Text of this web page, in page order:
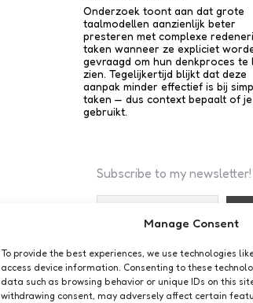
Manage Consent
To provide the best experiences, we use technologies
access device information. Consenting to these
data such as browsing behavior or unique IDs on this
withdrawing consent, may adversely affect certain
Onderzoek toont aan dat grote
taalmodellen aanzienlijk beter
presteren met complexe
taken wanneer ze expliciet
gevraagd om hun denkproces te
zien. Tegelijkertijd blijkt dat deze
aanpak minder effectief is bij
taken — dus context bepaalt of je
gebruikt.
Subscribe to my newsletter!